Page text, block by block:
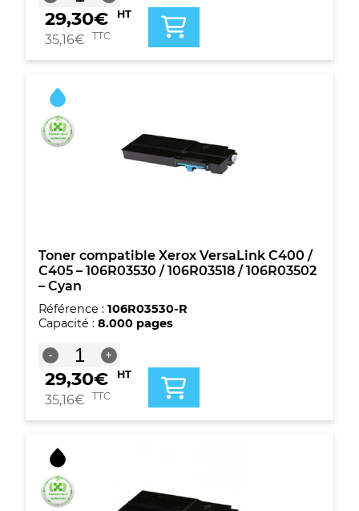
de
Toner
compatible
VersaLink
/
C405
-
106R03531
29,30€ HT
35,16€ TTC
Toner compatible Xerox VersaLink C400 /
C405 – 106R03530 / 106R03518 / 106R03502
– Cyan
Référence : 106R03530-R
Capacité : 8.000 pages
-
quantité
de
Toner
compatible
VersaLink
/
C405
-
106R03530
+
29,30€ HT
35,16€ TTC